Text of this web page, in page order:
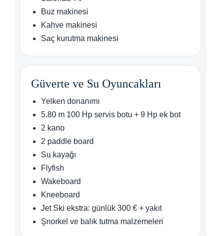
Buz makinesi
Kahve makinesi
Saç kurutma makinesi
Güverte ve Su Oyuncakları
Yelken donanımı
5.80 m 100 Hp servis botu + 9 Hp ek bot
2 kano
2 paddle board
Su kayağı
Flyfish
Wakeboard
Kneeboard
Jet Ski ekstra: günlük 300 € + yakıt
Şnorkel ve balık tutma malzemeleri